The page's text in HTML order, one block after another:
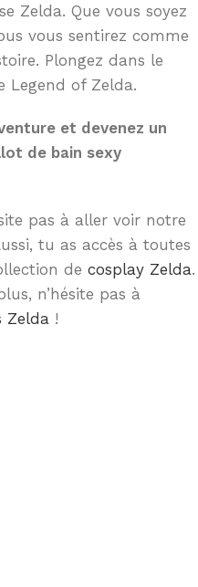
Zelda. Que vous soyez
vous sentirez comme
Plongez dans le
Legend of Zelda.
et devenez un
de bain sexy
pas à aller voir notre
tu as accès à toutes
de cosplay Zelda.
n’hésite pas à
Zelda !